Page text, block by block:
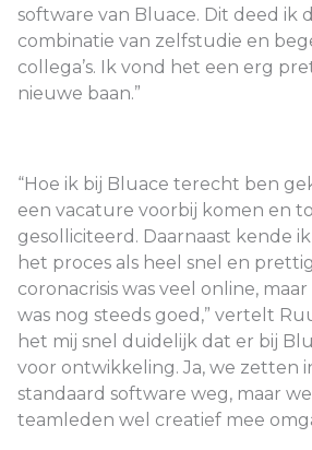
software van Bluace. Dit deed ik
combinatie van zelfstudie en
collega’s. Ik vond het een erg
nieuwe baan.”
“Hoe ik bij Bluace terecht ben
een vacature voorbij komen en
gesolliciteerd. Daarnaast kende
het proces als heel snel en
coronacrisis was veel online,
was nog steeds goed,” vertelt
het mij snel duidelijk dat er bij
voor ontwikkeling. Ja, we zetten
standaard software weg, maar
teamleden wel creatief mee